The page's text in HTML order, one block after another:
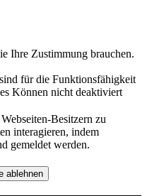
Ihre Zustimmung brauchen.
für die Funktionsfähigkeit
Können nicht deaktiviert
Besitzern zu
interagieren, indem
gemeldet werden.
ablehnen